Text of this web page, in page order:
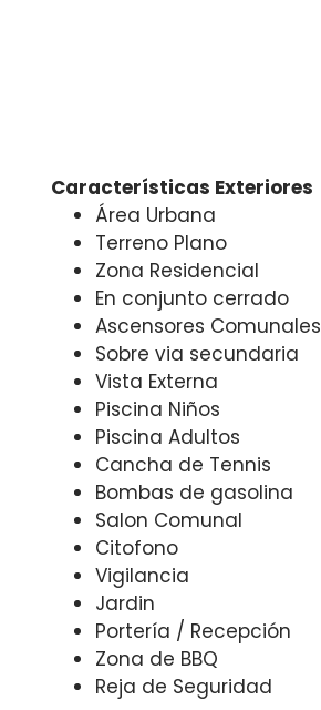
Características Exteriores
Área Urbana
Terreno Plano
Zona Residencial
En conjunto cerrado
Ascensores Comunales
Sobre via secundaria
Vista Externa
Piscina Niños
Piscina Adultos
Cancha de Tennis
Bombas de gasolina
Salon Comunal
Citofono
Vigilancia
Jardin
Portería / Recepción
Zona de BBQ
Reja de Seguridad